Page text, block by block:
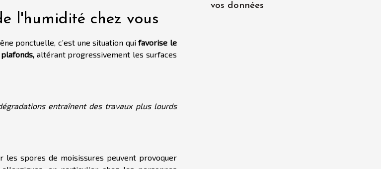
l'humidité chez vous
ponctuelle, c’est une situation quifavorise le
altérant progressivement les surfaces
entraînent des travaux plus lourds
les spores de moisissures peuvent provoquer
vos données